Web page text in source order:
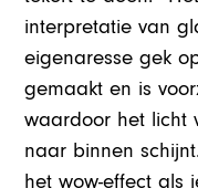
interpretatie van
eigenaresse gek
gemaakt en is
waardoor het licht
naar binnen
het wow-effect als